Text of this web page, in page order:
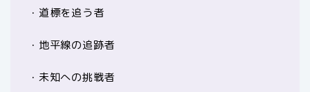
・道標を追う者
・地平線の追跡者
・未知への挑戦者